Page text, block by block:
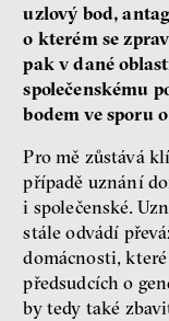
uzlový bod,
o kterém se
pak v dané
společenskému
bodem ve sporu
Pro mě zůstává
případě uznání
i společenské.
stále odvádí
domácnosti,
předsudcích o
by tedy také